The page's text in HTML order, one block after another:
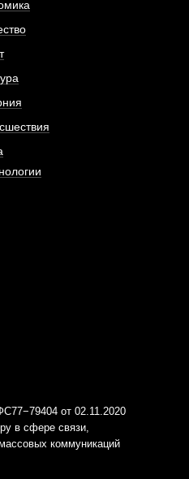
от 02.11.2020
в сфере связи,
коммуникаций